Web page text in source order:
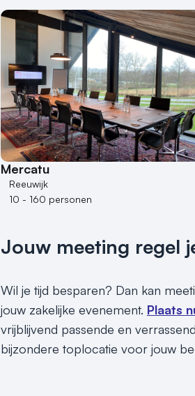
Mercatu
Reeuwijk
10 - 160 personen
Jouw meeting regel
Wil je tijd besparen? Dan kan
jouw zakelijke evenement. Plaats
vrijblijvend passende en
bijzondere toplocatie voor jouw